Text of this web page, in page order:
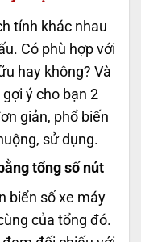
tính khác nhau
Có phù hợp với
hay không? Và
ý cho bạn 2
giản, phổ biến
sử dụng.
tổng số nút
biển số xe máy
của tổng đó.